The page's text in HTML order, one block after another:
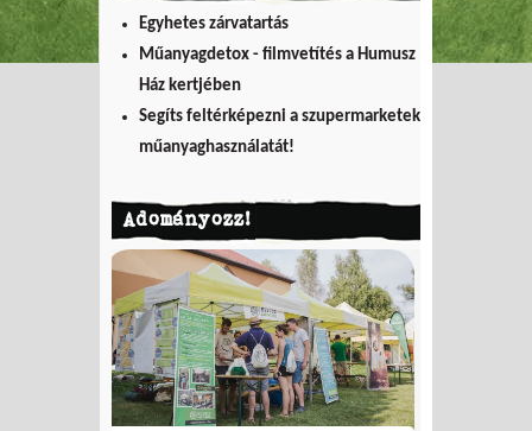
Egyhetes zárvatartás
Műanyagdetox - filmvetítés a Humusz
Ház kertjében
Segíts feltérképezni a szupermarketek
műanyaghasználatát!
Adományozz!